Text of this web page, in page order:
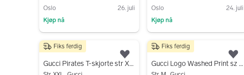
Oslo
26. juli
Kjøp nå
Oslo
24. juli
Kjøp nå
1 700 kr
Gucci Pirates T-skjorte str XXL
Fiks ferdig
Legg til som favoritt.
3 500 kr
Gucci Logo Washed Print sz M
Fiks ferdig